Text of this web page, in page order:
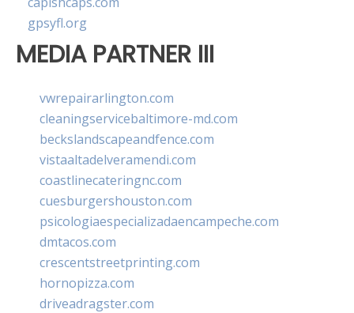
gpsyfl.org
MEDIA PARTNER III
vwrepairarlington.com
cleaningservicebaltimore-md.com
beckslandscapeandfence.com
vistaaltadelveramendi.com
coastlinecateringnc.com
cuesburgershouston.com
psicologiaespecializadaencampeche.com
dmtacos.com
crescentstreetprinting.com
hornopizza.com
driveadragster.com